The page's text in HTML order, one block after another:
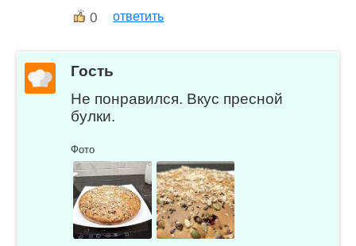
0 ответить
Гость
Не понравился. Вкус пресной
булки.
Фото